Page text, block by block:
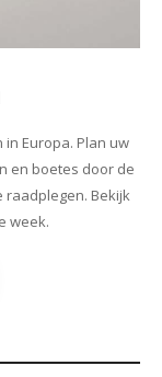
Europa. Plan uw
en boetes door de
Bekijk
week.